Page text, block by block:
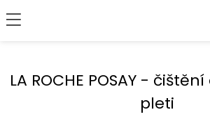
LA ROCHE POSAY -
pleti